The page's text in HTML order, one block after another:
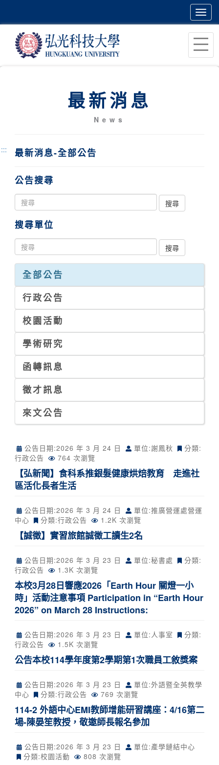
最新消息
News
::: 最新消息-全部公告
公告搜尋
搜尋單位
全部公告
行政公告
校園活動
學術研究
函轉訊息
徵才訊息
來文公告
公告日期:2026 年 3 月 24 日 單位:謝鳳秋
分類:
行政公告
764 次瀏覽
【弘新聞】食科系推銀髮健康烘焙教育 走進社
區活化長者生活
公告日期:2026 年 3 月 24 日
單位:推廣營運處營運
中心
分類:行政公告 1.2K 次瀏覽
【誠徵】實習旅館誠徵工讀生2名
公告日期:2026 年 3 月 23 日 單位:秘書處
分類:
行政公告
1.3K 次瀏覽
本校3月28日響應2026「Earth Hour 關燈一小
時」活動注意事項 Participation in “Earth Hour
2026” on March 28 Instructions:
公告日期:2026 年 3 月 23 日 單位:人事室
分類:
行政公告
1.5K 次瀏覽
公告本校114學年度第2學期第1次職員工敘獎案
公告日期:2026 年 3 月 23 日
單位:外語暨全英教學
中心
分類:行政公告 769 次瀏覽
114-2 外語中心EMI教師增能研習講座：4/16第二
場-陳晏笙教授，敬邀師長報名參加
公告日期:2026 年 3 月 23 日
單位:產學鏈結中心
分類:校園活動 808 次瀏覽